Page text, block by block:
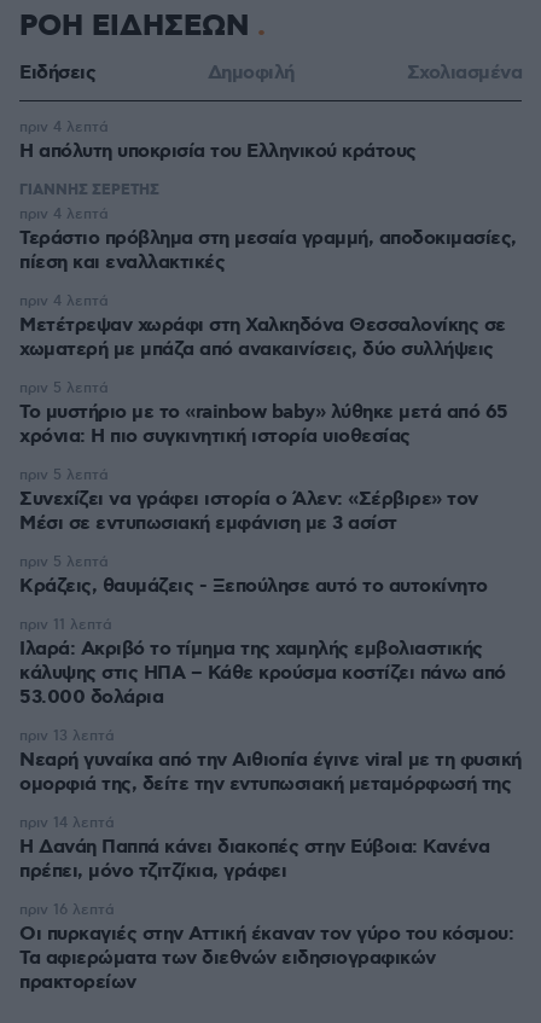
ΡΟΗ ΕΙΔΗΣΕΩΝ
Ειδήσεις Δημοφιλή Σχολιασμένα
Η απόλυτη υποκρισία του Ελληνικού κράτους
πριν 4 λεπτά
ΓΙΑΝΝΗΣ ΣΕΡΕΤΗΣ
Τεράστιο πρόβλημα στη μεσαία γραμμή, αποδοκιμασίες,
πίεση και εναλλακτικές
πριν 4 λεπτά
Μετέτρεψαν χωράφι στη Χαλκηδόνα Θεσσαλονίκης σε
χωματερή με μπάζα από ανακαινίσεις, δύο συλλήψεις
πριν 4 λεπτά
Το μυστήριο με το «rainbow baby» λύθηκε μετά από 65
χρόνια: Η πιο συγκινητική ιστορία υιοθεσίας
πριν 5 λεπτά
Συνεχίζει να γράφει ιστορία ο Άλεν: «Σέρβιρε» τον
Μέσι σε εντυπωσιακή εμφάνιση με 3 ασίστ
πριν 5 λεπτά
Κράζεις, θαυμάζεις - Ξεπούλησε αυτό το αυτοκίνητο
πριν 5 λεπτά
Ιλαρά: Ακριβό το τίμημα της χαμηλής εμβολιαστικής
κάλυψης στις ΗΠΑ – Κάθε κρούσμα κοστίζει πάνω από
53.000 δολάρια
πριν 11 λεπτά
Νεαρή γυναίκα από την Αιθιοπία έγινε viral με τη φυσική
ομορφιά της, δείτε την εντυπωσιακή μεταμόρφωσή της
πριν 13 λεπτά
Η Δανάη Παππά κάνει διακοπές στην Εύβοια: Κανένα
πρέπει, μόνο τζιτζίκια, γράφει
πριν 14 λεπτά
Οι πυρκαγιές στην Αττική έκαναν τον γύρο του κόσμου:
Τα αφιερώματα των διεθνών ειδησιογραφικών
πρακτορείων
πριν 16 λεπτά